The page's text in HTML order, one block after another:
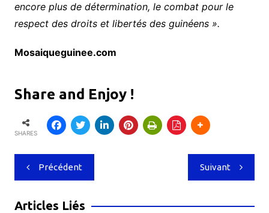
encore plus de détermination, le combat pour le
respect des droits et libertés des guinéens ».
Mosaiqueguinee.com
Share and Enjoy !
SHARES
Navigation
de
l’article
Précédent Suivant
Articles Liés